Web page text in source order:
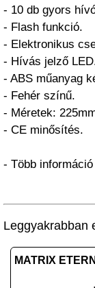
- 10 db gyors
- Flash funkció.
- Elektronikus
- Hívás jelző
- ABS műanyag
- Fehér színű.
- Méretek:
- CE minősítés.
- Több
Leggyakrabban